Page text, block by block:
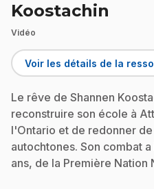
Koostachin
Vidéo
Voir les détails de la
Le rêve de Shannen
reconstruire son école à
l'Ontario et de redonner
autochtones. Son combat
ans, de la Première Nation